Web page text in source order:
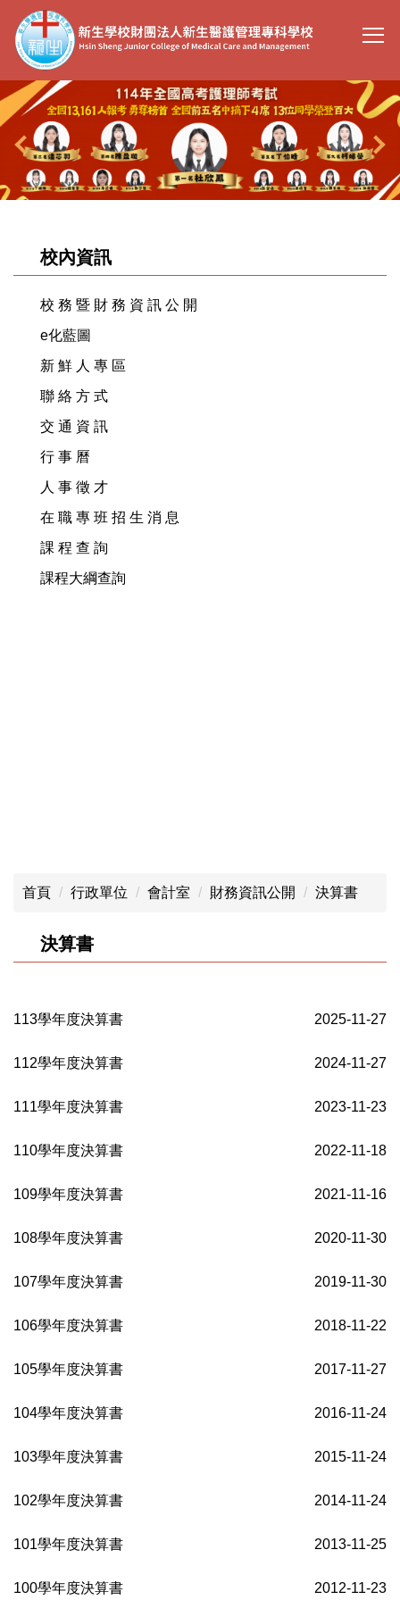
到
主
要
內
容
區
校內資訊
校 務 暨 財 務 資 訊 公 開
e化藍圖
新 鮮 人 專 區
聯 絡 方 式
交 通 資 訊
行 事 曆
人 事 徵 才
在 職 專 班 招 生 消 息
課 程 查 詢
課程大綱查詢
首頁 行政單位 會計室 財務資訊公開 決算書
決算書
113學年度決算書 2025-11-27
112學年度決算書 2024-11-27
111學年度決算書 2023-11-23
110學年度決算書 2022-11-18
109學年度決算書 2021-11-16
108學年度決算書 2020-11-30
107學年度決算書 2019-11-30
106學年度決算書 2018-11-22
105學年度決算書 2017-11-27
104學年度決算書 2016-11-24
103學年度決算書 2015-11-24
102學年度決算書 2014-11-24
101學年度決算書 2013-11-25
100學年度決算書 2012-11-23